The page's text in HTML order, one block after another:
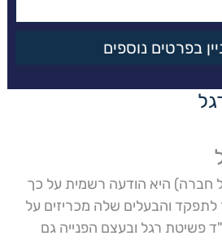
חברה) היא הודעה רשמית על כך
לתפקד והבעלים שלה מכריזים על
פשיטת רגל ובעצם הפנייה גם